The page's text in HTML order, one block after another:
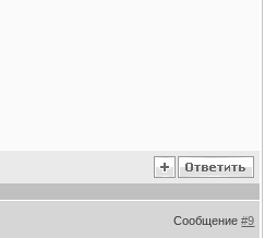
Сообщение#9